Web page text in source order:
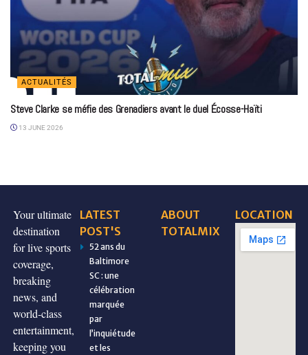
ACTUALITÉS
Steve Clarke se méfie des Grenadiers avant le duel Écosse-Haïti
13 JUNE 2026
Your ultimate
destination
for live sports
coverage,
breaking
news, and
world-class
entertainment,
keeping you
LATEST
POST'S
52 ans du
Baltimore
SC : une
célébration
marquée
par
l’inquiétude
et les
ABOUT
TOTALMIX
LOCATION